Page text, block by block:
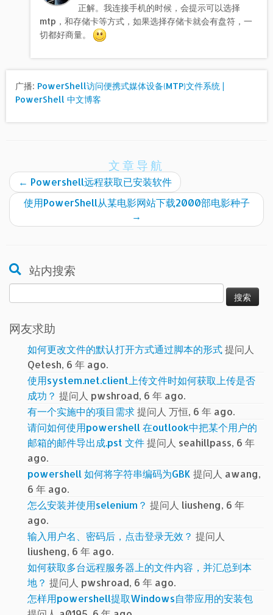
正解。我连接手机的时候，会提示可以选择
mtp，和存储卡等方式，如果选择存储卡就会有盘符，一
切都好商量。
广播: PowerShell访问便携式媒体设备(MTP)文件系统 |
PowerShell 中文博客
文章导航
← Powershell远程获取已安装软件
使用PowerShell从某电影网站下载2000部电影种子
→
站内搜索
索：
网友求助
如何更改文件的默认打开方式通过脚本的形式提问人
Qetesh, 6 年 ago.
使用system.net.client上传文件时如何获取上传是否
成功？ 提问人 pwshroad, 6 年 ago.
有一个实施中的项目需求提问人 万恒, 6 年 ago.
请问如何使用powershell 在outlook中把某个用户的
邮箱的邮件导出成.pst 文件提问人 seahillpass, 6 年
ago.
powershell 如何将字符串编码为GBK 提问人 awang,
6 年 ago.
怎么安装并使用selenium？ 提问人 liusheng, 6 年
ago.
输入用户名、密码后，点击登录无效？ 提问人
liusheng, 6 年 ago.
如何获取多台远程服务器上的文件内容，并汇总到本
地？ 提问人 pwshroad, 6 年 ago.
怎样用powershell提取Windows自带应用的安装包